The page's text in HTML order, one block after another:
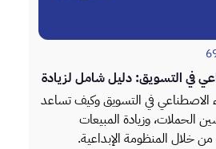
في التسويق: دليل شامل لزيادة
الاصطناعي في التسويق وكيف تساعد
الحملات، وزيادة المبيعات
خلال المنظومة الإبداعية.